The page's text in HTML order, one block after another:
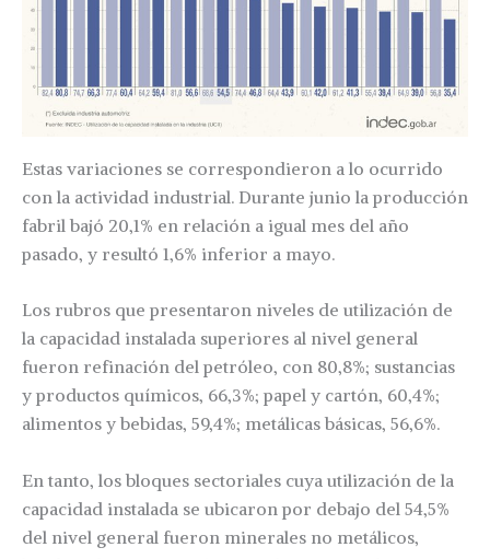
Estas variaciones se correspondieron a lo ocurrido
con la actividad industrial. Durante junio la producción
fabril bajó 20,1% en relación a igual mes del año
pasado, y resultó 1,6% inferior a mayo.
Los rubros que presentaron niveles de utilización de
la capacidad instalada superiores al nivel general
fueron refinación del petróleo, con 80,8%; sustancias
y productos químicos, 66,3%; papel y cartón, 60,4%;
alimentos y bebidas, 59,4%; metálicas básicas, 56,6%.
En tanto, los bloques sectoriales cuya utilización de la
capacidad instalada se ubicaron por debajo del 54,5%
del nivel general fueron minerales no metálicos,